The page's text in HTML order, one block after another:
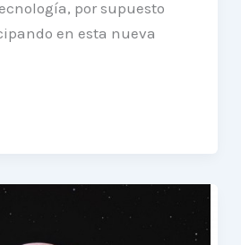
por supuesto
en esta nueva